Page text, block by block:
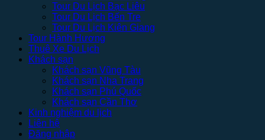
Tour Du Lịch Bạc Liêu
Tour Du Lịch Bến Tre
Tour Du Lịch Kiên Giang
Tour Hành Hương
Thuê Xe Du Lịch
Khách sạn
Khách sạn Vũng Tàu
Khách sạn Nha Trang
Khách sạn Phú Quốc
Khách sạn Cần Thơ
Kinh nghiệm du lịch
Liên hệ
Đăng nhập